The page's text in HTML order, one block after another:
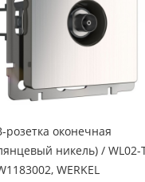
розетка оконечная
никель) / WL02-
WERKEL